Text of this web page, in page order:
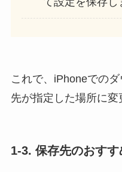
これで、iPhoneでの
先が指定した場所に変
1-3. 保存先のおす